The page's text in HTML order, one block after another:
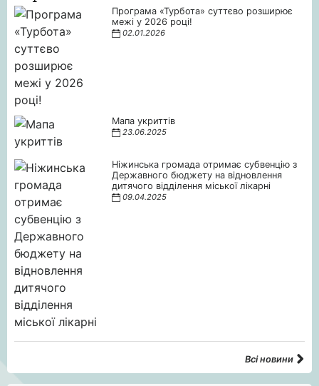
Програма «Турбота» суттєво розширює
межі у 2026 році!
02.01.2026
Мапа укриттів
23.06.2025
Ніжинська громада отримає субвенцію з
Державного бюджету на відновлення
дитячого відділення міської лікарні
09.04.2025
Всі новини